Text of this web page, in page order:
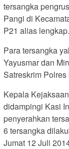
tersangka
Pangi di
P21 alias lengkap.
Para tersangka
Yayusmar dan
Satreskrim
Kepala
didampingi Kasi
penyerahkan
6 tersangka
Jumat 12 Juli